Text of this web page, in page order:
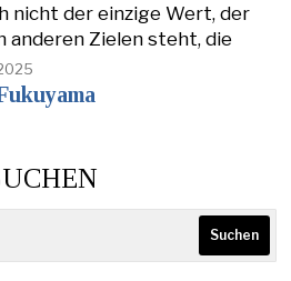
nicht der einzige Wert, der
anderen Zielen steht, die
Suchen